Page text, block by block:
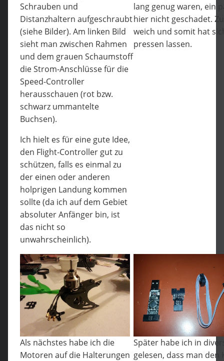
Schrauben und
Distanzhaltern aufgeschraubt
(siehe Bilder). Am linken Bild
sieht man zwischen Rahmen
und dem grauen Schaumstoff
die Strom-Anschlüsse für die
Speed-Controller
herausschauen (rot bzw.
schwarz ummantelte
Buchsen).
Ich hielt es für eine gute Idee,
den Flight-Controller gut zu
schützen, falls es einmal zu
der einen oder anderen
holprigen Landung kommen
sollte (da ich auf dem Gebiet
absoluter Anfänger bin, ist
das nicht so
unwahrscheinlich).
lang genug waren, ein
hier nicht geschadet.
weich und somit hat
pressen lassen.
Als nächstes habe ich die
Motoren auf die Halterungen
Später habe ich in
gelesen, dass man den